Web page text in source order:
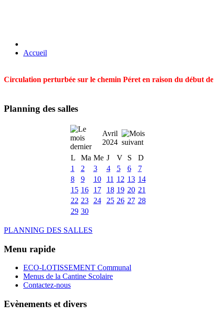
Accueil
Circulation perturbée sur le chemin Péret en raison du début
Planning des salles
Avril
2024
L
Ma Me J V S
D
1
2 3 4 5 6
7
8
9 10 11 12 13 14
15 16 17 18 19 20 21
22 23 24 25 26 27 28
29 30
PLANNING DES SALLES
Menu rapide
ECO-LOTISSEMENT Communal
Menus de la Cantine Scolaire
Contactez-nous
Evènements et divers